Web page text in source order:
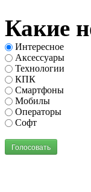
Какие
Интересное
Аксессуары
Технологии
КПК
Смартфоны
Мобилы
Операторы
Софт
Голосовать